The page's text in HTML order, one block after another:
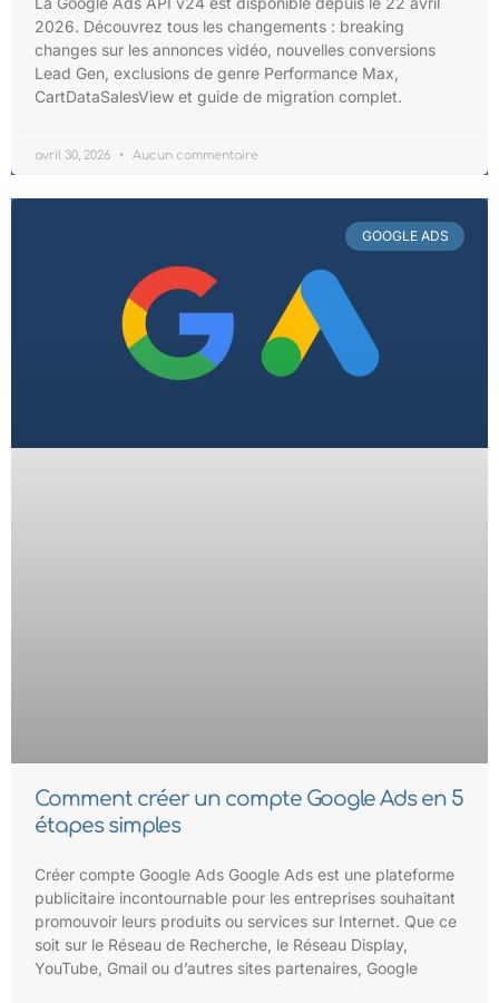
2026. Découvrez tous les changements : breaking
changes sur les annonces vidéo, nouvelles conversions
Lead Gen, exclusions de genre Performance Max,
CartDataSalesView et guide de migration complet.
avril 30, 2026 Aucun commentaire
GOOGLE ADS
Comment créer un compte Google Ads en 5
étapes simples
Créer compte Google Ads Google Ads est une plateforme
publicitaire incontournable pour les entreprises souhaitant
promouvoir leurs produits ou services sur Internet. Que ce
soit sur le Réseau de Recherche, le Réseau Display,
YouTube, Gmail ou d’autres sites partenaires, Google